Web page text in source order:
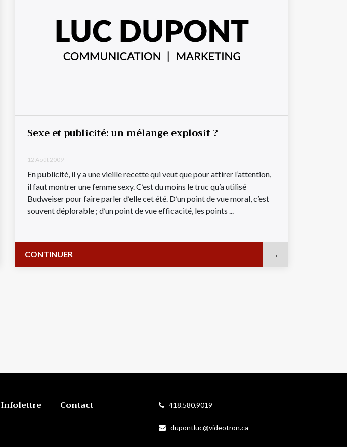
Sexe et publicité: un mélange explosif ?
12 Août 2009
En publicité, il y a une vieille recette qui veut que pour attirer l’attention,
il faut montrer une femme sexy. C’est du moins le truc qu’a utilisé
Budweiser pour faire parler d’elle cet été. D’un point de vue moral, c’est
souvent déplorable ; d’un point de vue efficacité, les points ...
CONTINUER
Infolettre Contact 418.580.9019
dupontluc@videotron.ca